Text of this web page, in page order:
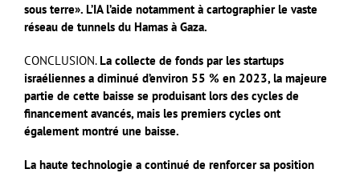
sous terre». L’IA l’aide notamment à cartographier le vaste
réseau de tunnels du Hamas à Gaza.
CONCLUSION.La collecte de fonds par les startups
israéliennes a diminué d’environ 55 % en 2023, la majeure
partie de cette baisse se produisant lors des cycles de
financement avancés, mais les premiers cycles ont
également montré une baisse.
La haute technologie a continué de renforcer sa position